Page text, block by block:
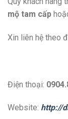
mộ tam cấp
Xin liên hệ theo
Điện thoại:
Website: http://